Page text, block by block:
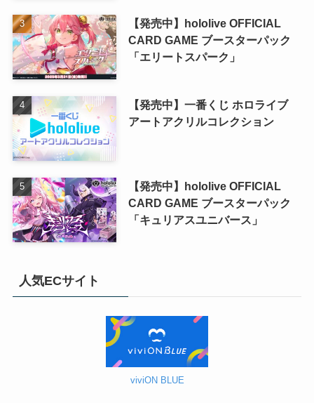
【発売中】hololive OFFICIAL
CARD GAME ブースターパック
「エリートスパーク」
【発売中】一番くじ ホロライブ
アートアクリルコレクション
【発売中】hololive OFFICIAL
CARD GAME ブースターパック
「キュリアスユニバース」
人気ECサイト
viviON BLUE